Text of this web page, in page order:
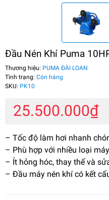
Đầu Nén Khí Puma
Thương hiệu: PUMA ĐÀI LOAN
Tình trạng: Còn hàng
SKU: PK10
25.500.000₫
– Tốc độ làm hơi nhanh
– Phù hợp với nhiều loại
– Ít hỏng hóc, thay thế và
– Đầu máy nén khí có kết